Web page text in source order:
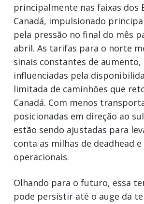
principalmente nas faixas dos
Canadá, impulsionado
pela pressão no final do mês
abril. As tarifas para o norte
sinais constantes de aumento,
influenciadas pela
limitada de caminhões que
Canadá. Com menos
posicionadas em direção ao
estão sendo ajustadas para
conta as milhas de deadhead
operacionais.
Olhando para o futuro, essa
pode persistir até o auge da